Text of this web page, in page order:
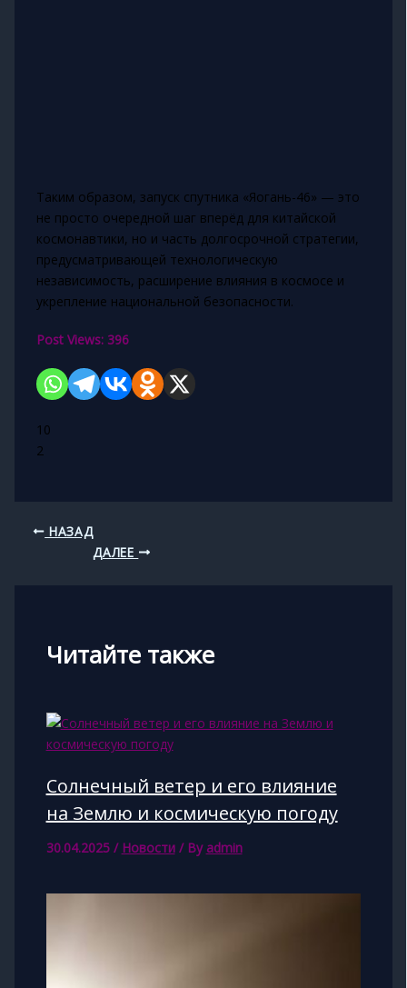
Таким образом, запуск спутника «Яогань-46» — это
не просто очередной шаг вперёд для китайской
космонавтики, но и часть долгосрочной стратегии,
предусматривающей технологическую
независимость, расширение влияния в космосе и
укрепление национальной безопасности.
Post Views: 396
10
2
НАЗАД
ДАЛЕЕ
Читайте также
Солнечный ветер и его влияние
на Землю и космическую погоду
30.04.2025 / Новости/ By admin